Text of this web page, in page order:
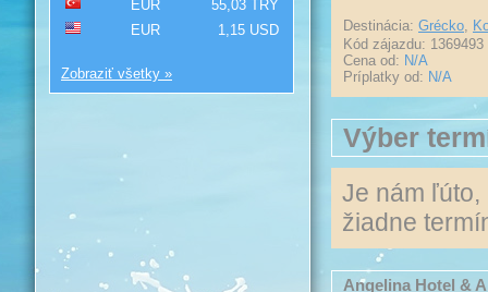
Destinácia: Grécko,
Kód zájazdu: 1369493
Cena od: N/A
Príplatky od: N/A
Výber
Je nám ľúto,
žiadne
Angelina Hotel &
EUR
55,03 TRY
EUR
1,15 USD
Zobraziť všetky »